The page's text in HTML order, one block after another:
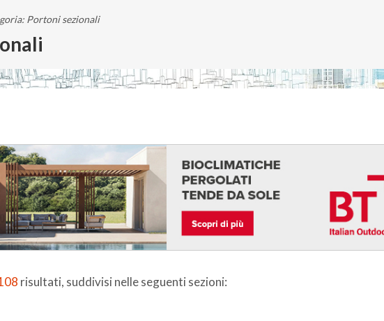
Portoni sezionali
risultati, suddivisi nelle seguenti sezioni: